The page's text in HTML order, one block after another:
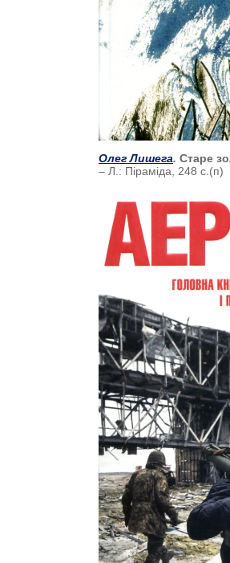
Олег Лишега. Старе
– Л.: Піраміда, 248 с.(п)